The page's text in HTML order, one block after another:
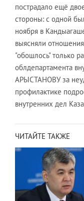
пострадало ещё
стороны: с одной
ноября в
выясняли
"обошлось" только
облдепартамента
АРЫСТАНОВУ за
профилактике
внутренних дел
ЧИТАЙТЕ ТАКЖЕ